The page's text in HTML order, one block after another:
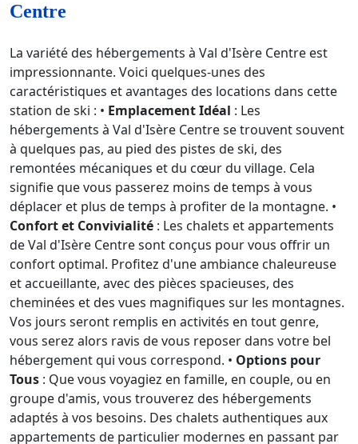
Centre
La variété des hébergements à Val d'Isère Centre est
impressionnante. Voici quelques-unes des
caractéristiques et avantages des locations dans cette
station de ski : • Emplacement Idéal : Les
hébergements à Val d'Isère Centre se trouvent souvent
à quelques pas, au pied des pistes de ski, des
remontées mécaniques et du cœur du village. Cela
signifie que vous passerez moins de temps à vous
déplacer et plus de temps à profiter de la montagne. •
Confort et Convivialité : Les chalets et appartements
de Val d'Isère Centre sont conçus pour vous offrir un
confort optimal. Profitez d'une ambiance chaleureuse
et accueillante, avec des pièces spacieuses, des
cheminées et des vues magnifiques sur les montagnes.
Vos jours seront remplis en activités en tout genre,
vous serez alors ravis de vous reposer dans votre bel
hébergement qui vous correspond. • Options pour
Tous : Que vous voyagiez en famille, en couple, ou en
groupe d'amis, vous trouverez des hébergements
adaptés à vos besoins. Des chalets authentiques aux
appartements de particulier modernes en passant par